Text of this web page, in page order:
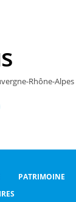
Rhône-Alpes
PATRIMOINE